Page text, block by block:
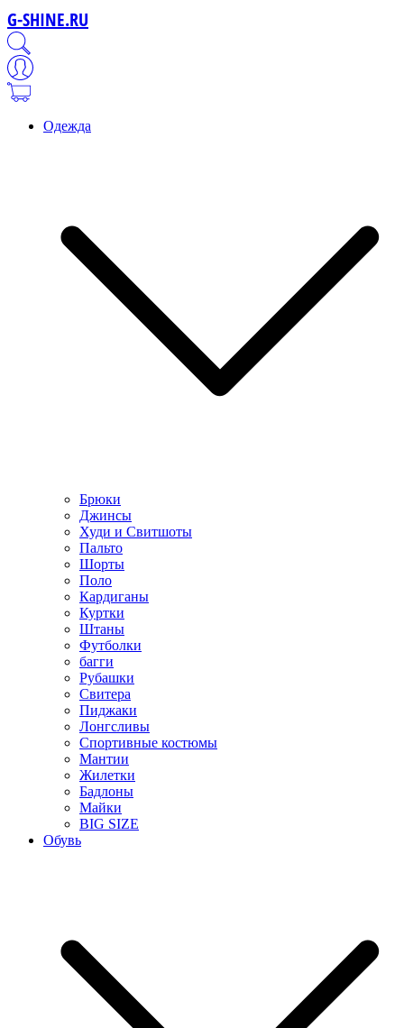
G-SHINE.RU
Одежда
Брюки
Джинсы
Худи и Свитшоты
Пальто
Шорты
Поло
Кардиганы
Куртки
Штаны
Футболки
багги
Рубашки
Свитера
Пиджаки
Лонгсливы
Спортивные костюмы
Мантии
Жилетки
Бадлоны
Майки
BIG SIZE
Обувь